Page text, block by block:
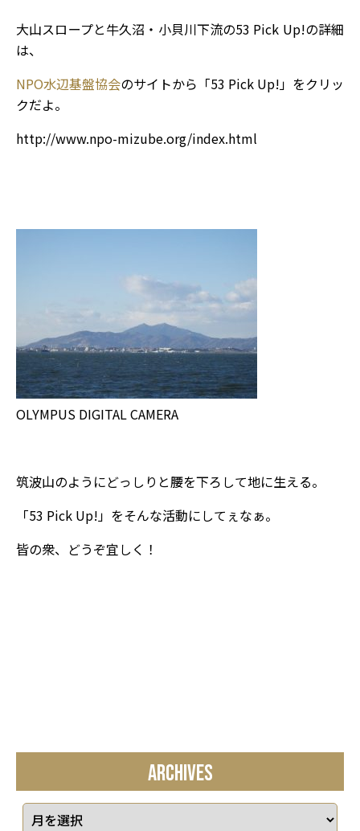
大山スロープと牛久沼・小貝川下流の53 Pick Up!の詳細
は、
NPO水辺基盤協会のサイトから「53 Pick Up!」をクリッ
クだよ。
http://www.npo-mizube.org/index.html
OLYMPUS DIGITAL CAMERA
筑波山のようにどっしりと腰を下ろして地に生える。
「53 Pick Up!」をそんな活動にしてぇなぁ。
皆の衆、どうぞ宜しく！
ARCHIVES